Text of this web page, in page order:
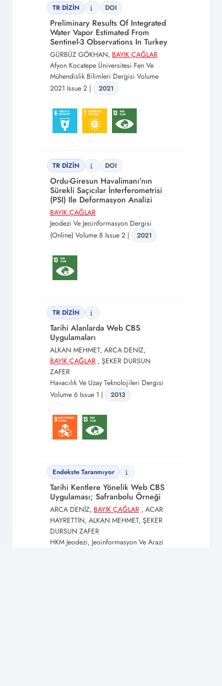
TR DİZİN DOI
Preliminary Results Of Integrated
Water Vapor Estimated From
Sentinel-3 Observations In Turkey
GÜRBÜZ GÖKHAN, BAYIK ÇAĞLAR
Afyon Kocatepe Üniversitesi Fen Ve
Mühendislik Bilimleri Dergisi Volume
2021 Issue 2 |
2021
TR DİZİN DOI
Ordu-Giresun Havalimanı'nın
Sürekli Saçıcılar İnterferometrisi
(PSI) Ile Deformasyon Analizi
BAYIK ÇAĞLAR
Jeodezi Ve Jeoinformasyon Dergisi
(Online) Volume 8 Issue 2 |
2021
TR DİZİN
Tarihi Alanlarda Web CBS
Uygulamaları
ALKAN MEHMET, ARCA DENİZ,
BAYIK ÇAĞLAR , ŞEKER DURSUN
ZAFER
Havacılık Ve Uzay Teknolojileri Dergisi
Volume 6 Issue 1 |
2013
Endekste Taranmıyor
Tarihi Kentlere Yönelik Web CBS
Uygulaması; Safranbolu Örneği
ARCA DENİZ, BAYIK ÇAĞLAR , ACAR
HAYRETTİN, ALKAN MEHMET, ŞEKER
DURSUN ZAFER
HKM Jeodezi, Jeoinformasyon Ve Arazi